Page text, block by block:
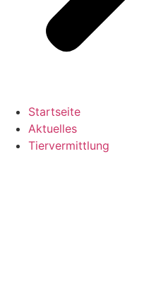
Startseite
Aktuelles
Tiervermittlung